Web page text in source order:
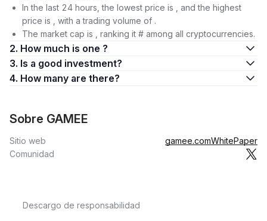
In the last 24 hours, the lowest price is , and the highest
price is , with a trading volume of .
The market cap is , ranking it # among all cryptocurrencies.
2. How much is one ?
3. Is a good investment?
4. How many are there?
Sobre GAMEE
Sitio web gamee.comWhitePaper
Comunidad
Descargo de responsabilidad